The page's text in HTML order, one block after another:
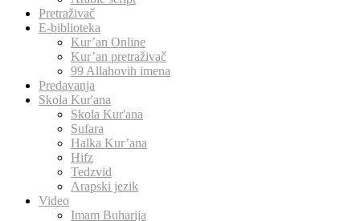
Pretraživač
E-biblioteka
Kur’an Online
Kur’an pretraživač
99 Allahovih imena
Predavanja
Skola Kur'ana
Skola Kur'ana
Sufara
Halka Kur’ana
Hifz
Tedzvid
Arapski jezik
Video
Imam Buharija